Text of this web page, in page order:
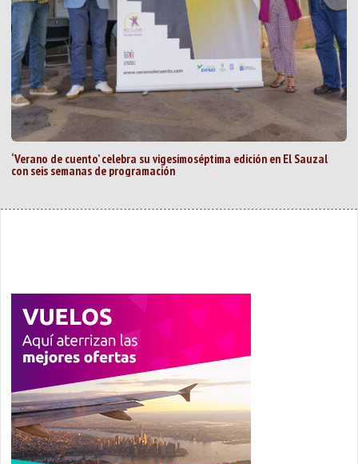
‘Verano de cuento’ celebra su vigesimoséptima edición en El Sauzal
con seis semanas de programación